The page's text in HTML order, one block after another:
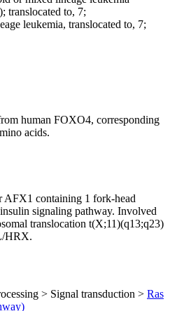
translocated to, 7;
leukemia, translocated to, 7;
human FOXO4, corresponding
acids.
AFX1 containing 1 fork-head
signaling pathway. Involved
translocation t(X;11)(q13;q23)
HRX.
> Signal transduction > Ras